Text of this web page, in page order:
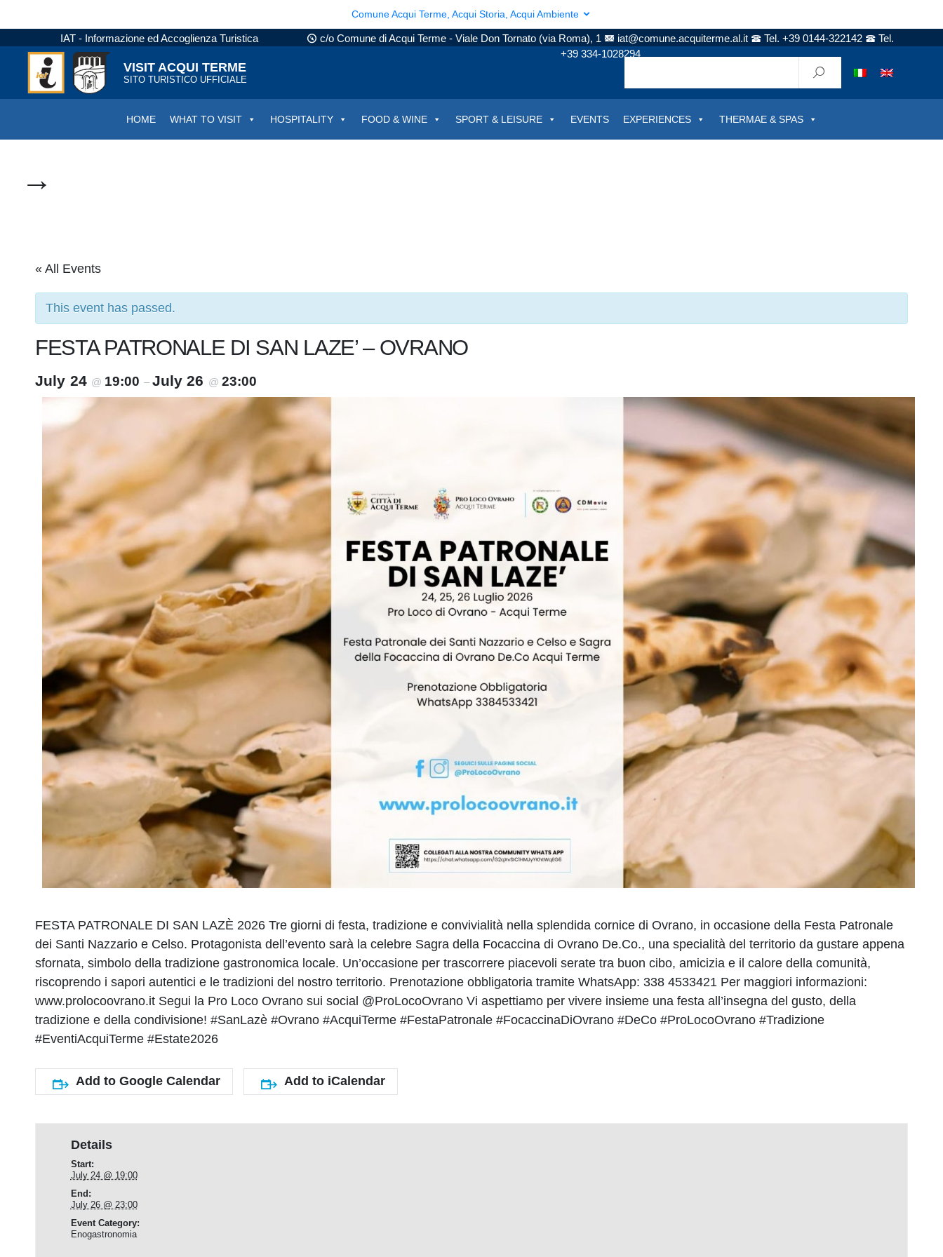
Comune Acqui Terme, Acqui Storia, Acqui Ambiente
IAT - Informazione ed Accoglienza Turistica c/o Comune di Acqui Terme - Viale Don Tornato (via Roma), 1 iat@comune.acquiterme.al.it Tel. +39 0144-322142
Tel.
+39 334-1028294
VISIT ACQUI TERME
SITO TURISTICO UFFICIALE
HOME WHAT TO VISIT HOSPITALITY FOOD & WINE SPORT & LEISURE EVENTS EXPERIENCES THERMAE & SPAS
→
« All Events
This event has passed.
FESTA PATRONALE DI SAN LAZE’ – OVRANO
July 24 @ 19:00 – July 26 @ 23:00
FESTA PATRONALE DI SAN LAZÈ 2026 Tre giorni di festa, tradizione e convivialità nella splendida cornice di Ovrano, in occasione della Festa Patronale
dei Santi Nazzario e Celso. Protagonista dell’evento sarà la celebre Sagra della Focaccina di Ovrano De.Co., una specialità del territorio da gustare appena
sfornata, simbolo della tradizione gastronomica locale. Un’occasione per trascorrere piacevoli serate tra buon cibo, amicizia e il calore della comunità,
riscoprendo i sapori autentici e le tradizioni del nostro territorio. Prenotazione obbligatoria tramite WhatsApp: 338 4533421 Per maggiori informazioni:
www.prolocoovrano.it Segui la Pro Loco Ovrano sui social @ProLocoOvrano Vi aspettiamo per vivere insieme una festa all’insegna del gusto, della
tradizione e della condivisione! #SanLazè #Ovrano #AcquiTerme #FestaPatronale #FocaccinaDiOvrano #DeCo #ProLocoOvrano #Tradizione
#EventiAcquiTerme #Estate2026
Add to Google Calendar Add to iCalendar
Details
Start:
July 24 @ 19:00
End:
July 26 @ 23:00
Event Category:
Enogastronomia